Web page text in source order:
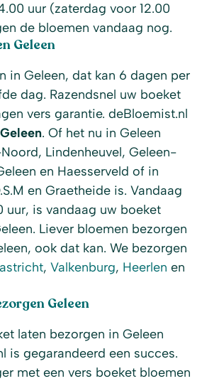
uur (zaterdag voor 12.00
de bloemen vandaag nog.
Geleen
in Geleen, dat kan 6 dagen per
dag. Razendsnel uw boeket
vers garantie. deBloemist.nl
. Of het nu in Geleen
Lindenheuvel, Geleen-
en Haesserveld of in
en Graetheide is. Vandaag
uur, is vandaag uw boeket
Liever bloemen bezorgen
ook dat kan. We bezorgen
, Valkenburg, Heerlen en
Geleen
laten bezorgen in Geleen
is gegarandeerd een succes.
met een vers boeket bloemen